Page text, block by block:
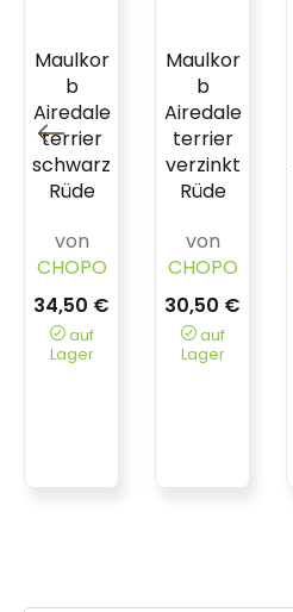
Maulkor
b
Airedale
terrier
schwarz
Rüde
von
CHOPO
34,50 €
auf
Lager
Maulkor
b
Airedale
terrier
verzinkt
Rüde
von
CHOPO
30,50 €
auf
Lager